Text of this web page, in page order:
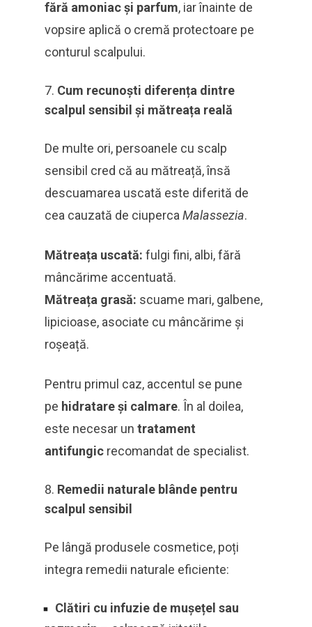
fără amoniac și parfum, iar înainte de
vopsire aplică o cremă protectoare pe
conturul scalpului.
Cum recunoști diferența dintre
scalpul sensibil și mătreața reală
De multe ori, persoanele cu scalp
sensibil cred că au mătreață, însă
descuamarea uscată este diferită de
cea cauzată de ciupercaMalassezia.
Mătreața uscată: fulgi fini, albi, fără
mâncărime accentuată.
Mătreața grasă: scuame mari, galbene,
lipicioase, asociate cu mâncărime și
roșeață.
Pentru primul caz, accentul se pune
pe hidratare și calmare. În al doilea,
este necesar un tratament
antifungic recomandat de specialist.
Remedii naturale blânde pentru
scalpul sensibil
Pe lângă produsele cosmetice, poți
integra remedii naturale eficiente:
Clătiri cu infuzie de mușețel sau